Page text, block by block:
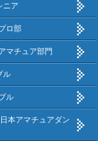
ニア
ロ部
マチュア部門
ル
ル
本アマチュアダン